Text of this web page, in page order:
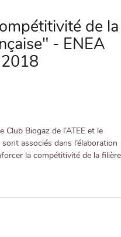
de la
- ENEA
Club Biogaz de l’ATEE et le
associés dans l’élaboration
la compétitivité de la filière